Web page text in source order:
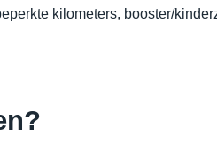
kilometers, booster/